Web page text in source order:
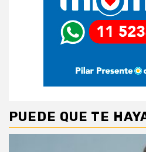
PUEDE QUE TE